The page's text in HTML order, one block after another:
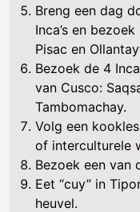
Breng een dag
Inca’s en
Pisac en
Bezoek de 4
van Cusco:
Tambomachay.
Volg een kookles
of interculturele
Bezoek een van
Eet “cuy” in
heuvel.